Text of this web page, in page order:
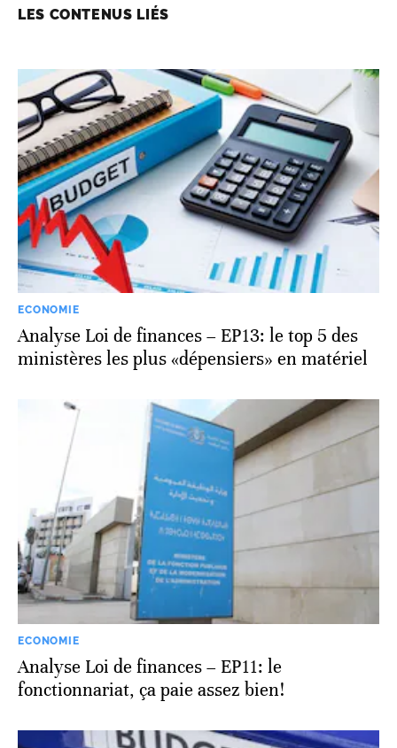
LES CONTENUS LIÉS
ECONOMIE
Analyse Loi de finances – EP13: le top 5 des
ministères les plus «dépensiers» en matériel
ECONOMIE
Analyse Loi de finances – EP11: le
fonctionnariat, ça paie assez bien!